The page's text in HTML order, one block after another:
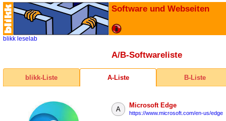
Software und Webseiten
blikk leselab
A/B-Softwareliste
blikk-Liste A-Liste B-Liste
A
Microsoft Edge
https://www.microsoft.com/en-us/edge